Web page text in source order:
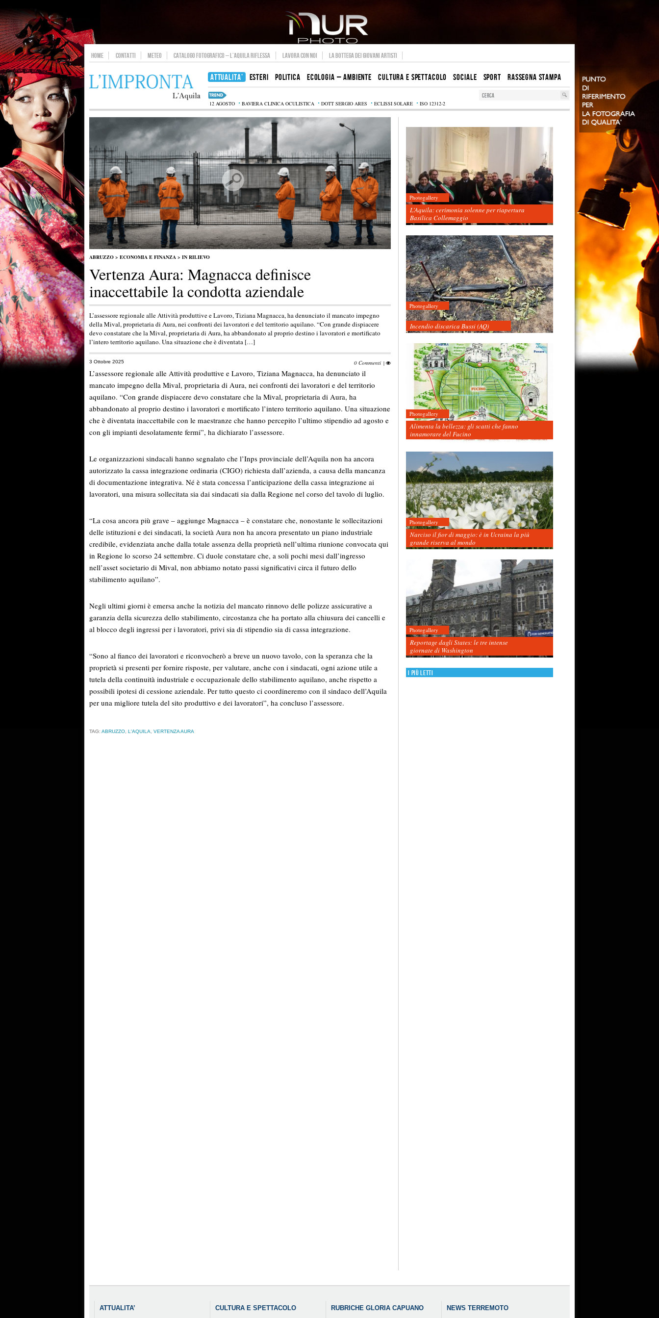
HOME CONTATTI METEO CATALOGO FOTOGRAFICO – L’AQUILA RIFLESSA LAVORA CON NOI LA BOTTEGA DEI GIOVANI ARTISTI
ATTUALITA’ ESTERI POLITICA ECOLOGIA – AMBIENTE CULTURA E SPETTACOLO SOCIALE SPORT RASSEGNA STAMPA
12 AGOSTO BAVIERA CLINICA OCULISTICA DOTT SERGIO ARES ECLISSI SOLARE ISO 12312-2
ABRUZZO > ECONOMIA E FINANZA > IN RILIEVO
Vertenza Aura: Magnacca definisce
inaccettabile la condotta aziendale
L’assessore regionale alle Attività produttive e Lavoro, Tiziana Magnacca, ha denunciato il mancato impegno
della Mival, proprietaria di Aura, nei confronti dei lavoratori e del territorio aquilano. “Con grande dispiacere
devo constatare che la Mival, proprietaria di Aura, ha abbandonato al proprio destino i lavoratori e mortificato
l’intero territorio aquilano. Una situazione che è diventata […]
3 Ottobre 2025 0 Commenti |
L’assessore regionale alle Attività produttive e Lavoro, Tiziana Magnacca, ha denunciato il
mancato impegno della Mival, proprietaria di Aura, nei confronti dei lavoratori e del territorio
aquilano. “Con grande dispiacere devo constatare che la Mival, proprietaria di Aura, ha
abbandonato al proprio destino i lavoratori e mortificato l’intero territorio aquilano. Una situazione
che è diventata inaccettabile con le maestranze che hanno percepito l’ultimo stipendio ad agosto e
con gli impianti desolatamente fermi”, ha dichiarato l’assessore.
Le organizzazioni sindacali hanno segnalato che l’Inps provinciale dell’Aquila non ha ancora
autorizzato la cassa integrazione ordinaria (CIGO) richiesta dall’azienda, a causa della mancanza
di documentazione integrativa. Né è stata concessa l’anticipazione della cassa integrazione ai
lavoratori, una misura sollecitata sia dai sindacati sia dalla Regione nel corso del tavolo di luglio.
“La cosa ancora più grave – aggiunge Magnacca – è constatare che, nonostante le sollecitazioni
delle istituzioni e dei sindacati, la società Aura non ha ancora presentato un piano industriale
credibile, evidenziata anche dalla totale assenza della proprietà nell’ultima riunione convocata qui
in Regione lo scorso 24 settembre. Ci duole constatare che, a soli pochi mesi dall’ingresso
nell’asset societario di Mival, non abbiamo notato passi significativi circa il futuro dello
stabilimento aquilano”.
Negli ultimi giorni è emersa anche la notizia del mancato rinnovo delle polizze assicurative a
garanzia della sicurezza dello stabilimento, circostanza che ha portato alla chiusura dei cancelli e
al blocco degli ingressi per i lavoratori, privi sia di stipendio sia di cassa integrazione.
“Sono al fianco dei lavoratori e riconvocherò a breve un nuovo tavolo, con la speranza che la
proprietà si presenti per fornire risposte, per valutare, anche con i sindacati, ogni azione utile a
tutela della continuità industriale e occupazionale dello stabilimento aquilano, anche rispetto a
possibili ipotesi di cessione aziendale. Per tutto questo ci coordineremo con il sindaco dell’Aquila
per una migliore tutela del sito produttivo e dei lavoratori”, ha concluso l’assessore.
TAG: ABRUZZO, L'AQUILA, VERTENZA AURA
Photogallery
L’Aquila: cerimonia solenne per riapertura
Basilica Collemaggio
Photogallery
Incendio discarica Bussi (AQ)
Photogallery
Alimenta la bellezza: gli scatti che fanno
innamorare del Fucino
Photogallery
Narciso il fior di maggio: è in Ucraina la più
grande riserva al mondo
Photogallery
Reportage dagli States: le tre intense
giornate di Washington
I più letti
ATTUALITA’ CULTURA E SPETTACOLO RUBRICHE GLORIA CAPUANO NEWS TERREMOTO